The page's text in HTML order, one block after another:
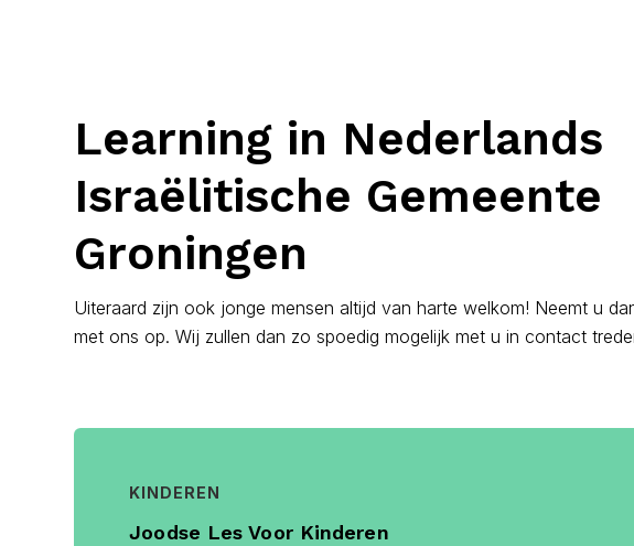
Learning in Nederlands
Israëlitische Gemeente
Groningen
Uiteraard zijn ook jonge mensen altijd van harte welkom! Neemt u
met ons op. Wij zullen dan zo spoedig mogelijk met u in contact
KINDEREN
Joodse Les Voor Kinderen